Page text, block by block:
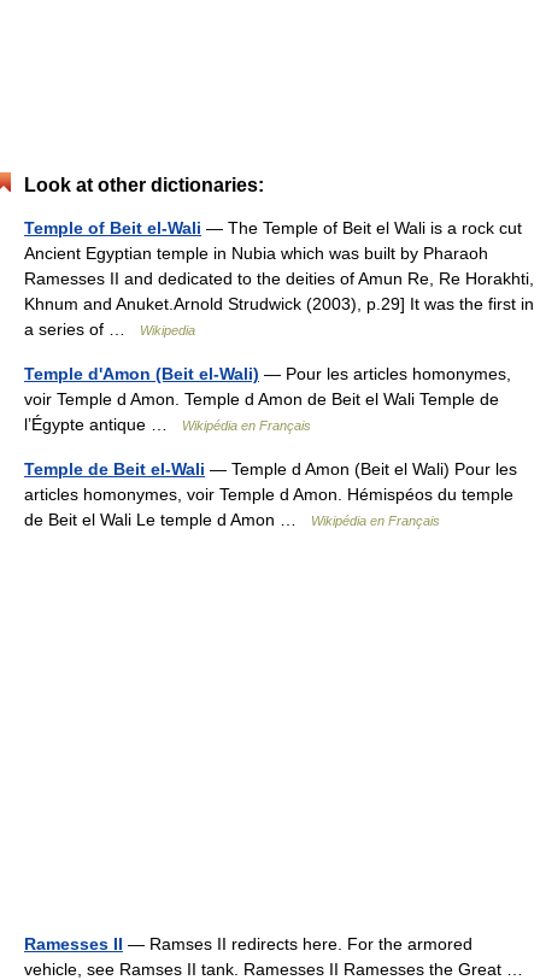
Look at other dictionaries:
Temple of Beit el-Wali — The Temple of Beit el Wali is a rock cut
Ancient Egyptian temple in Nubia which was built by Pharaoh
Ramesses II and dedicated to the deities of Amun Re, Re Horakhti,
Khnum and Anuket.Arnold Strudwick (2003), p.29] It was the first in
a series of …
Wikipedia
Temple d'Amon (Beit el-Wali) — Pour les articles homonymes,
voir Temple d Amon. Temple d Amon de Beit el Wali Temple de
l’Égypte antique …
Wikipédia en Français
Temple de Beit el-Wali — Temple d Amon (Beit el Wali) Pour les
articles homonymes, voir Temple d Amon. Hémispéos du temple
de Beit el Wali Le temple d Amon …
Wikipédia en Français
Ramesses II — Ramses II redirects here. For the armored
vehicle, see Ramses II tank. Ramesses II Ramesses the Great …